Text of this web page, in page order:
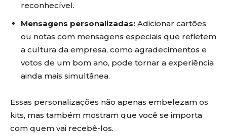
reconhecível.
Mensagens personalizadas: Adicionar cartões
ou notas com mensagens especiais que refletem
a cultura da empresa, como agradecimentos e
votos de um bom ano, pode tornar a experiência
ainda mais simultânea.
Essas personalizações não apenas embelezam os
kits, mas também mostram que você se importa
com quem vai recebê-los.